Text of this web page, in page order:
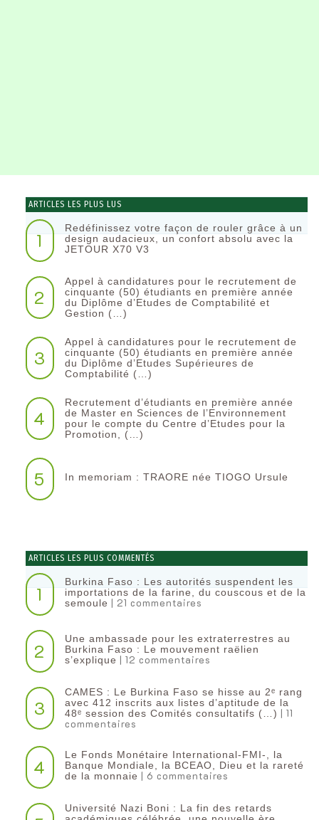
ARTICLES LES PLUS LUS
1
Redéfinissez votre façon de rouler grâce à un
design audacieux, un confort absolu avec la
JETOUR X70 V3
2
Appel à candidatures pour le recrutement de
cinquante (50) étudiants en première année
du Diplôme d’Etudes de Comptabilité et
Gestion (…)
3
Appel à candidatures pour le recrutement de
cinquante (50) étudiants en première année
du Diplôme d’Etudes Supérieures de
Comptabilité (…)
4
Recrutement d’étudiants en première année
de Master en Sciences de l’Environnement
pour le compte du Centre d’Etudes pour la
Promotion, (…)
5 In memoriam : TRAORE née TIOGO Ursule
ARTICLES LES PLUS COMMENTÉS
1
Burkina Faso : Les autorités suspendent les
importations de la farine, du couscous et de la
semoule | 21 commentaires
2
Une ambassade pour les extraterrestres au
Burkina Faso : Le mouvement raëlien
s’explique | 12 commentaires
3
CAMES : Le Burkina Faso se hisse au 2ᵉ rang
avec 412 inscrits aux listes d’aptitude de la
48ᵉ session des Comités consultatifs (…) | 11
commentaires
4
Le Fonds Monétaire International-FMI-, la
Banque Mondiale, la BCEAO, Dieu et la rareté
de la monnaie | 6 commentaires
Université Nazi Boni : La fin des retards